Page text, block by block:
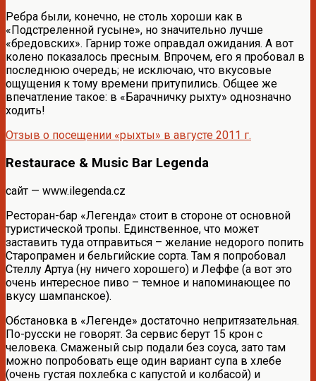
Ребра были, конечно, не столь хороши как в
«Подстреленной гусыне», но значительно лучше
«бредовских». Гарнир тоже оправдал ожидания. А вот
колено показалось пресным. Впрочем, его я пробовал в
последнюю очередь; не исключаю, что вкусовые
ощущения к тому времени притупились. Общее же
впечатление такое: в «Барачничку рыхту» однозначно
ходить!
Отзыв о посещении «рыхты» в августе 2011 г.
Restaurace & Music Bar Legenda
сайт — www.ilegenda.cz
Ресторан-бар «Легенда» стоит в стороне от основной
туристической тропы. Единственное, что может
заставить туда отправиться – желание недорого попить
Старопрамен и бельгийские сорта. Там я попробовал
Стеллу Артуа (ну ничего хорошего) и Леффе (а вот это
очень интересное пиво – темное и напоминающее по
вкусу шампанское).
Обстановка в «Легенде» достаточно непритязательная.
По-русски не говорят. За сервис берут 15 крон с
человека. Смаженый сыр подали без соуса, зато там
можно попробовать еще один вариант супа в хлебе
(очень густая похлебка с капустой и колбасой) и